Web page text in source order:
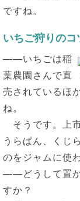
ですね。
いちご狩りのコ
――いちごは稲
葉農園さんで直
売されているほ
ね。
そうです。上
うらぱん、くじ
のをジャムに使
――どうして置か
すか？